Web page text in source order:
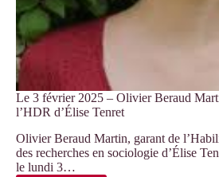
Le 3 février 2025 – Olivier Beraud
l’HDR d’Élise Tenret
Olivier Beraud Martin, garant de
des recherches en sociologie d’Élise
le lundi 3…